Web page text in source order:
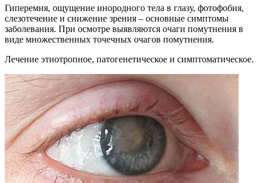
Гиперемия, ощущение инородного тела в глазу, фотофобия,
слезотечение и снижение зрения – основные симптомы
заболевания. При осмотре выявляются очаги помутнения в
виде множественных точечных очагов помутнения.
Лечение этиотропное, патогенетическое и симптоматическое.